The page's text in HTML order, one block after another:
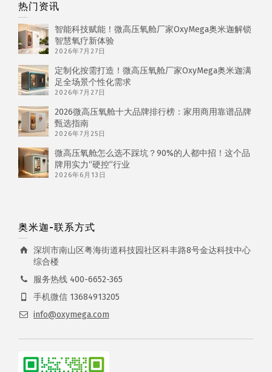
热门资讯
智能科技赋能！微高压氧舱厂家OxyMega奥米迦解锁
智慧氧疗新体验
2026年7月27日
定制化按需打造！微高压氧舱厂家OxyMega奥米迦满
足全场景个性化需求
2026年7月27日
2026微高压氧舱十大品牌排行榜：家用商用靠谱品牌
甄选指南
2026年7月25日
微高压氧舱怎么选不踩坑？90%的人都中招！这个品
牌用实力“硬控”行业
2026年6月13日
奥米迦-联系方式
深圳市南山区粤海街道科技园社区科丰路8号金达科技中心
综合楼
服务热线 400-6652-365
手机微信 13684913205
info@oxymega.com